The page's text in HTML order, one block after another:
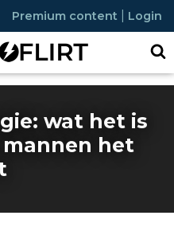
Premium content Login
wat het is
mannen het